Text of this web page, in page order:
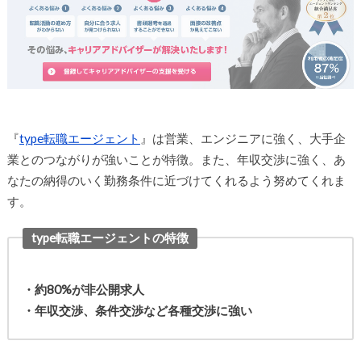
『type転職エージェント 』は営業、エンジニアに強く、大手企
業とのつながりが強いことが特徴。また、年収交渉に強く、あ
なたの納得のいく勤務条件に近づけてくれるよう努めてくれま
す。
type転職エージェントの特徴
・約80%が非公開求人
・年収交渉、条件交渉など各種交渉に強い